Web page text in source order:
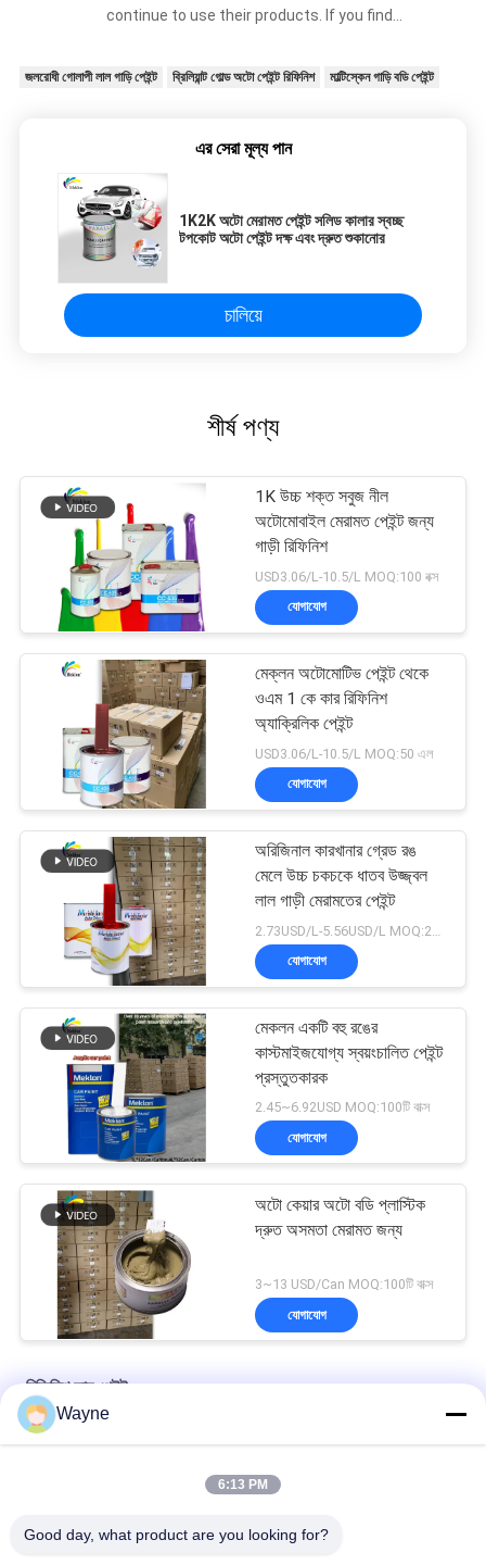
continue to use their products. If you find
encounter problems or have special
জলরোধী গোলাপী লাল গাড়ি পেইন্ট ব্রিলিয়ান্ট গোল্ড অটো পেইন্ট রিফিনিশ মাল্টিস্কেন গাড়ি বডি পেইন্ট
এর সেরা মূল্য পান
1K2K অটো মেরামত পেইন্ট সলিড কালার স্বচ্ছ
টপকোট অটো পেইন্ট দক্ষ এবং দ্রুত শুকানোর
চালিয়ে
শীর্ষ পণ্য
1K উচ্চ শক্ত সবুজ নীল
অটোমোবাইল মেরামত পেইন্ট জন্য
গাড়ী রিফিনিশ
USD3.06/L-10.5/L MOQ:100 বক্স
যোগাযোগ
মেক্লন অটোমোটিভ পেইন্ট থেকে
ওএম 1 কে কার রিফিনিশ
অ্যাক্রিলিক পেইন্ট
USD3.06/L-10.5/L MOQ:50 এল
যোগাযোগ
অরিজিনাল কারখানার গ্রেড রঙ
মেলে উচ্চ চকচকে ধাতব উজ্জ্বল
লাল গাড়ী মেরামতের পেইন্ট
যোগাযোগ
মেকলন একটি বহু রঙের
কাস্টমাইজযোগ্য স্বয়ংচালিত পেইন্ট
প্রস্তুতকারক
2.45~6.92USD MOQ:100টি বাক্স
যোগাযোগ
অটো কেয়ার অটো বডি প্লাস্টিক
দ্রুত অসমতা মেরামত জন্য
3~13 USD/Can MOQ:100টি বাক্স
যোগাযোগ
রিফিনিশ কার পেইন্ট
অটোমোটিভ স্প্রে করার জন্য প্রাক মিশ্রিত অটোমোটিভ পেইন্ট এক্রাইলিক পেইন্ট
বহুমুখী অটোমোটিভ কার পেইন্ট হাভানা গ্রে রঙ ক্ষতিকর নয়
Wayne
6:13 PM
Good day, what product are you looking for?